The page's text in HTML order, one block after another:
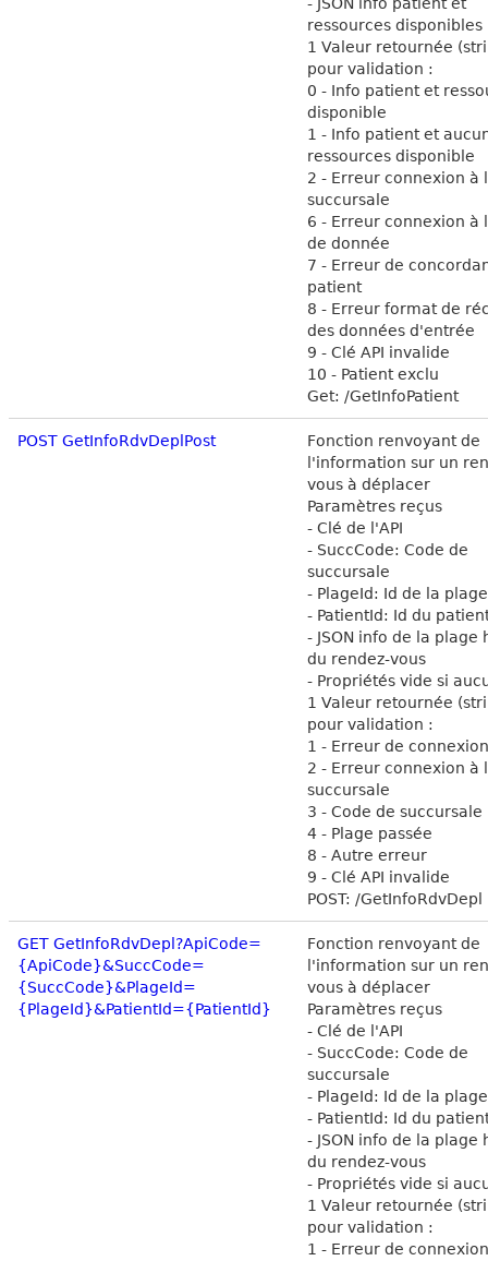
ressources disponibles
1 Valeur retournée
pour validation :
0 - Info patient et
disponible
1 - Info patient et
ressources disponible
2 - Erreur connexion à
succursale
6 - Erreur connexion à
de donnée
7 - Erreur de
patient
8 - Erreur format de
des données d'entrée
9 - Clé API invalide
10 - Patient exclu
Get: /GetInfoPatient
POST GetInfoRdvDeplPost
Fonction renvoyant de
l'information sur un
vous à déplacer
Paramètres reçus
- Clé de l'API
- SuccCode: Code de
succursale
- PlageId: Id de la
- PatientId: Id du
- JSON info de la plage
du rendez-vous
- Propriétés vide si
1 Valeur retournée
pour validation :
1 - Erreur de
2 - Erreur connexion à
succursale
3 - Code de
4 - Plage passée
8 - Autre erreur
9 - Clé API invalide
POST: /GetInfoRdvDepl
GET GetInfoRdvDepl?ApiCode=
{ApiCode}&SuccCode=
{SuccCode}&PlageId=
{PlageId}&PatientId={PatientId}
Fonction renvoyant de
l'information sur un
vous à déplacer
Paramètres reçus
- Clé de l'API
- SuccCode: Code de
succursale
- PlageId: Id de la
- PatientId: Id du
- JSON info de la plage
du rendez-vous
- Propriétés vide si
1 Valeur retournée
pour validation :
1 - Erreur de